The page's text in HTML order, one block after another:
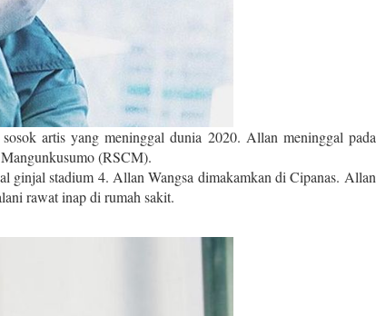
artis yang meninggal dunia 2020. Allan meninggal pada
(RSCM).
ginjal stadium 4. Allan Wangsa dimakamkan di Cipanas. Allan
rawat inap di rumah sakit.